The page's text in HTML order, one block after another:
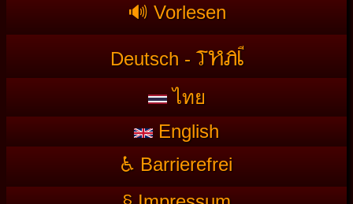
🔊 Vorlesen
Deutsch - THAI
ไทย
English
♿ Barrierefrei